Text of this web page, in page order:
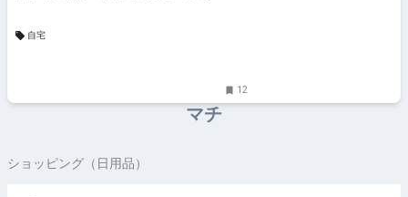
自宅
12
マチ
ショッピング（日用品）